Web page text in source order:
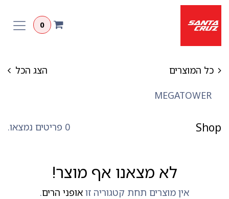
דלג לתוכן
0
כל המוצרים הצג הכל
MEGATOWER
Shop 0 פריטים נמצאו.
לא מצאנו אף מוצר!
אין מוצרים תחת קטגוריה זו אופני הרים.